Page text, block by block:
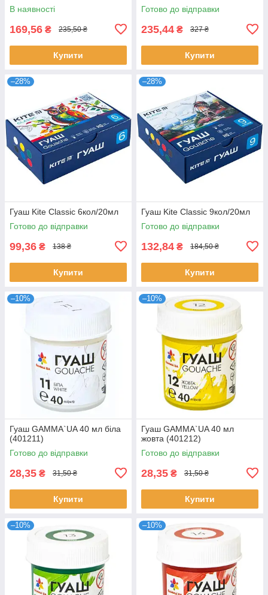
В наявності
169,56 ₴ 235,50 ₴
Купити
Готово до відправки
235,44 ₴ 327 ₴
Купити
–28%
Гуаш Kite Classic 6кол/20мл
Готово до відправки
99,36 ₴ 138 ₴
Купити
–28%
Гуаш Kite Classic 9кол/20мл
Готово до відправки
132,84 ₴ 184,50 ₴
Купити
–10%
Гуаш GAMMA`UA 40 мл біла
(401211)
Готово до відправки
28,35 ₴ 31,50 ₴
Купити
–10%
Гуаш GAMMA`UA 40 мл
жовта (401212)
Готово до відправки
28,35 ₴ 31,50 ₴
Купити
–10% –10%